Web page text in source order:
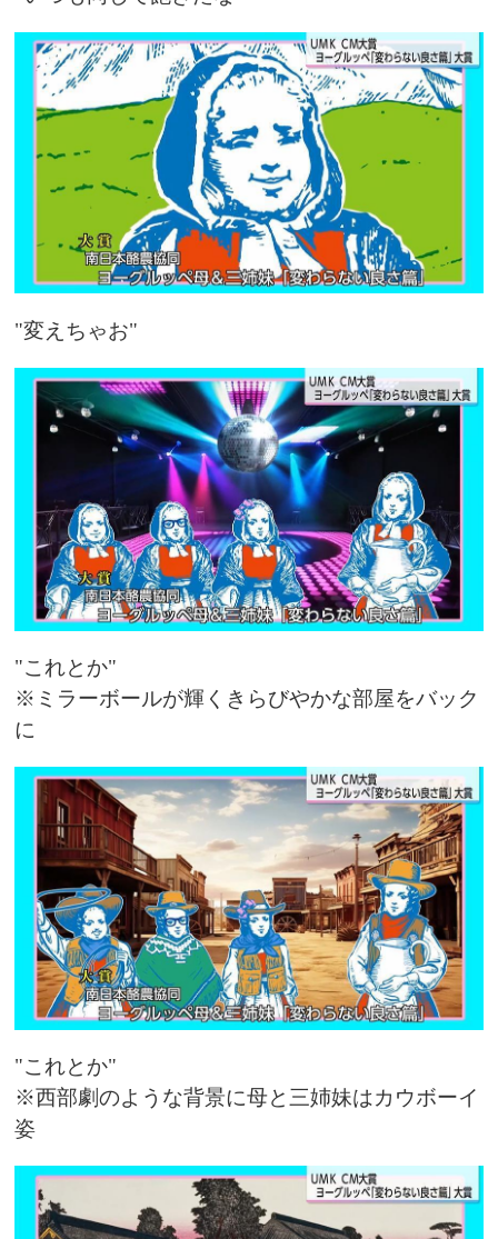
"変えちゃお"
"これとか"
※ミラーボールが輝くきらびやかな部屋をバック
に
"これとか"
※西部劇のような背景に母と三姉妹はカウボーイ
姿